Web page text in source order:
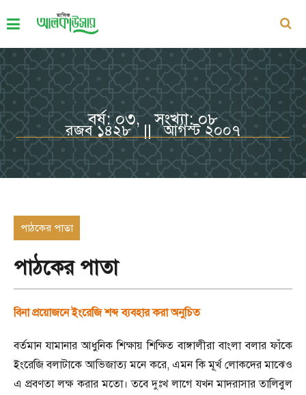
বর্ষ: ০৩, সংখ্যা: ০৮
রজব ১৪২৮ || আগস্ট ২০০৭
পাঠকের পাতা
পাঠকের পাতা
বিনা প্রয়োজনে ইংরেজি শব্দ ব্যবহার করা অনুচিত
বর্তমান যামানার আধুনিক শিক্ষায় শিক্ষিত বাঙ্গালীরা বাংলা বলার ফাঁকে
ইংরেজি বলাটাকে আভিজাত্য মনে করে,এমন কি মূর্খ লোকদের মাঝেও
এ প্রবণতা লক্ষ করার মতো। তবে দুঃখ লাগে যখন মাদরাসার তালিবুল